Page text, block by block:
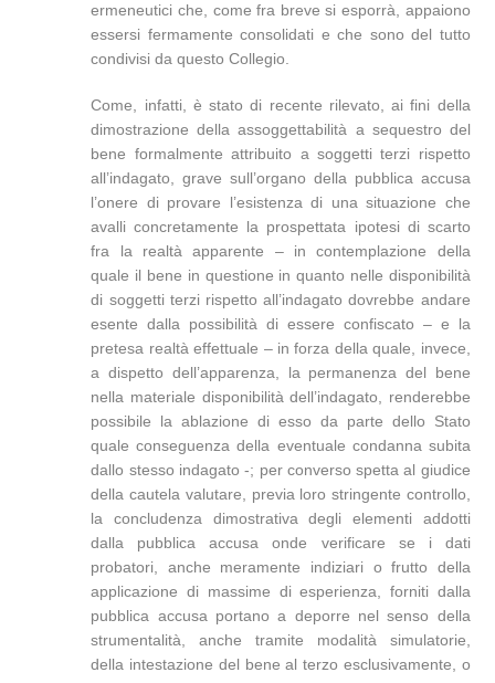
ermeneutici che, come fra breve si esporrà, appaiono
essersi fermamente consolidati e che sono del tutto
condivisi da questo Collegio.
Come, infatti, è stato di recente rilevato, ai fini della
dimostrazione della assoggettabilità a sequestro del
bene formalmente attribuito a soggetti terzi rispetto
all’indagato, grave sull’organo della pubblica accusa
l’onere di provare l’esistenza di una situazione che
avalli concretamente la prospettata ipotesi di scarto
fra la realtà apparente – in contemplazione della
quale il bene in questione in quanto nelle disponibilità
di soggetti terzi rispetto all’indagato dovrebbe andare
esente dalla possibilità di essere confiscato – e la
pretesa realtà effettuale – in forza della quale, invece,
a dispetto dell’apparenza, la permanenza del bene
nella materiale disponibilità dell’indagato, renderebbe
possibile la ablazione di esso da parte dello Stato
quale conseguenza della eventuale condanna subita
dallo stesso indagato -; per converso spetta al giudice
della cautela valutare, previa loro stringente controllo,
la concludenza dimostrativa degli elementi addotti
dalla pubblica accusa onde verificare se i dati
probatori, anche meramente indiziari o frutto della
applicazione di massime di esperienza, forniti dalla
pubblica accusa portano a deporre nel senso della
strumentalità, anche tramite modalità simulatorie,
della intestazione del bene al terzo esclusivamente, o